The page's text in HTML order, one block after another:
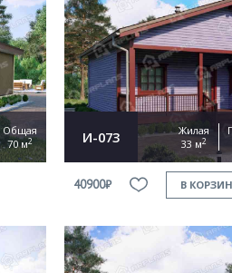
Общая
70 м2 И-073
Жилая
33 м2
40900₽ В